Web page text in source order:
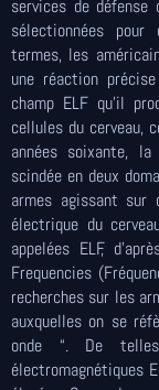
services de
sélectionnées pour
termes, les
une réaction
champ ELF qu’il
cellules du cerveau,
années soixante,
scindée en deux
armes agissant sur
électrique du
appelées ELF,
Frequencies
recherches sur les
auxquelles on se
onde “. De
électromagnétiques